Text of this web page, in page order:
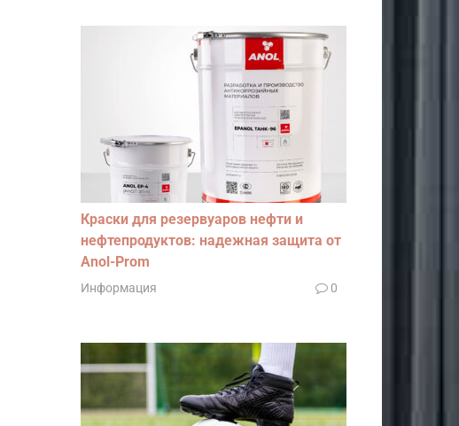
Краски для резервуаров нефти и
нефтепродуктов: надежная защита от
Anol-Prom
Информация 0